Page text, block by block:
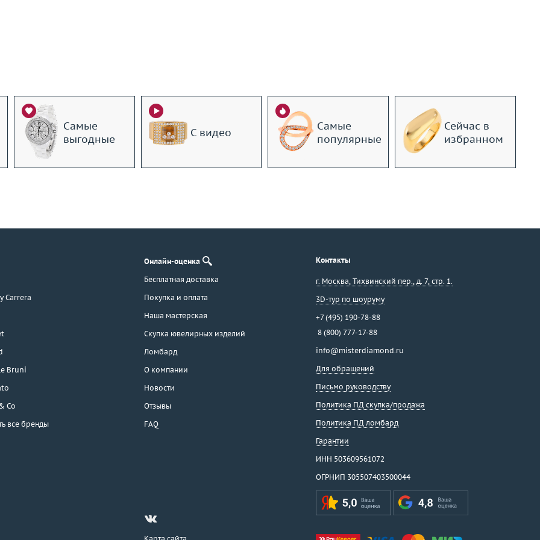
Самые
выгодные
С видео
Самые
популярные
Сейчас в
избранном
Carrera
Bruni
Co
все бренды
Онлайн-оценка
Бесплатная доставка
Покупка и оплата
Наша мастерская
Скупка ювелирных изделий
Ломбард
О компании
Новости
Отзывы
FAQ
Контакты
г. Москва, Тихвинский пер., д. 7, стр. 1.
3D-тур по шоуруму
+7 (495) 190-78-88
8 (800) 777-17-88
info@misterdiamond.ru
Для обращений
Письмо руководству
Политика ПД скупка/продажа
Политика ПД ломбард
Гарантии
ИНН 503609561072
ОГРНИП 305507403500044